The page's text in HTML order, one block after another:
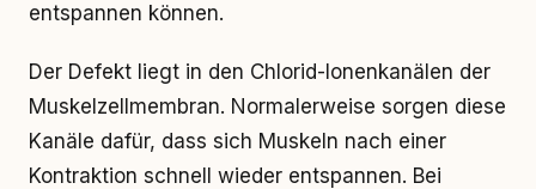
entspannen können.
Der Defekt liegt in den Chlorid-Ionenkanälen der
Muskelzellmembran. Normalerweise sorgen diese
Kanäle dafür, dass sich Muskeln nach einer
Kontraktion schnell wieder entspannen. Bei